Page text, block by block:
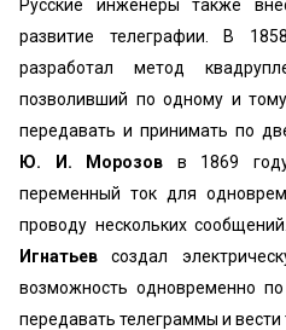
Русские инженеры также
развитие телеграфии. В
разработал метод
позволивший по одному и
передавать и принимать по
Ю. И. Морозов в 1869
переменный ток для
проводу нескольких
Игнатьев создал
возможность одновременно
передавать телеграммы и